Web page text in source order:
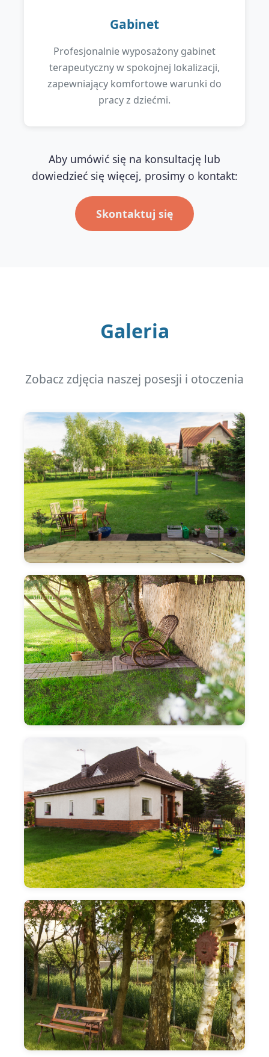
Gabinet
Profesjonalnie wyposażony gabinet
terapeutyczny w spokojnej lokalizacji,
zapewniający komfortowe warunki do
pracy z dziećmi.
Aby umówić się na konsultację lub
dowiedzieć się więcej, prosimy o kontakt:
Skontaktuj się
Galeria
Zobacz zdjęcia naszej posesji i otoczenia